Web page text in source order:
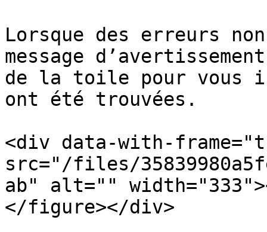
Lorsque des erreurs
message
de la toile pour vous
ont été trouvées.
<div data-with-
src="/files/
ab" alt=""
</figure></div>